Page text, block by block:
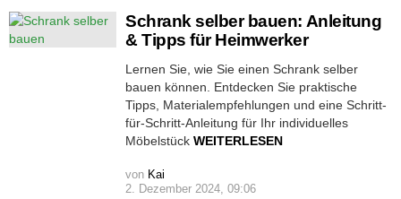
Schrank selber bauen: Anleitung
& Tipps für Heimwerker
Lernen Sie, wie Sie einen Schrank selber
bauen können. Entdecken Sie praktische
Tipps, Materialempfehlungen und eine Schritt-
für-Schritt-Anleitung für Ihr individuelles
Möbelstück WEITERLESEN
von Kai
2. Dezember 2024, 09:06